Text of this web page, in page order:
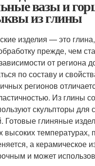
вазы и
из глины
изделия — это
прежде, чем
от региона
по составу и
регионов
Из глины
скульпторы для
Готовые глиняные
высоких температурах,
а керамическое
и может